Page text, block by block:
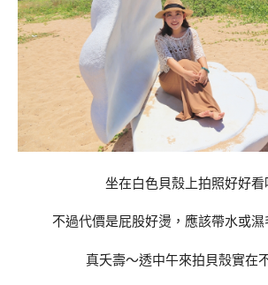
坐在白色貝殼上拍照好好看
不過代價是屁股好燙，應該帶水或濕
真夭壽～透中午來拍貝殼實在